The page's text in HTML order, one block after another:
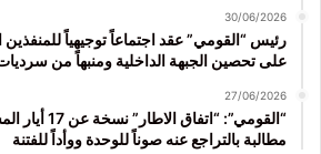
30/06/2026
رئيس “القومي” عقد اجتماعاً توجيهياً
على تحصين الجبهة الداخلية ومنبهاً من
27/06/2026
“القومي”:
مطالبة بالتراجع عنه صوناً للوحدة ووأداً للفتنة